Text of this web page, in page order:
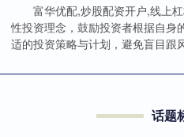
富华优配,炒股配资开户,线上
性投资理念，鼓励投资者根据自身
适的投资策略与计划，避免盲目跟
话题